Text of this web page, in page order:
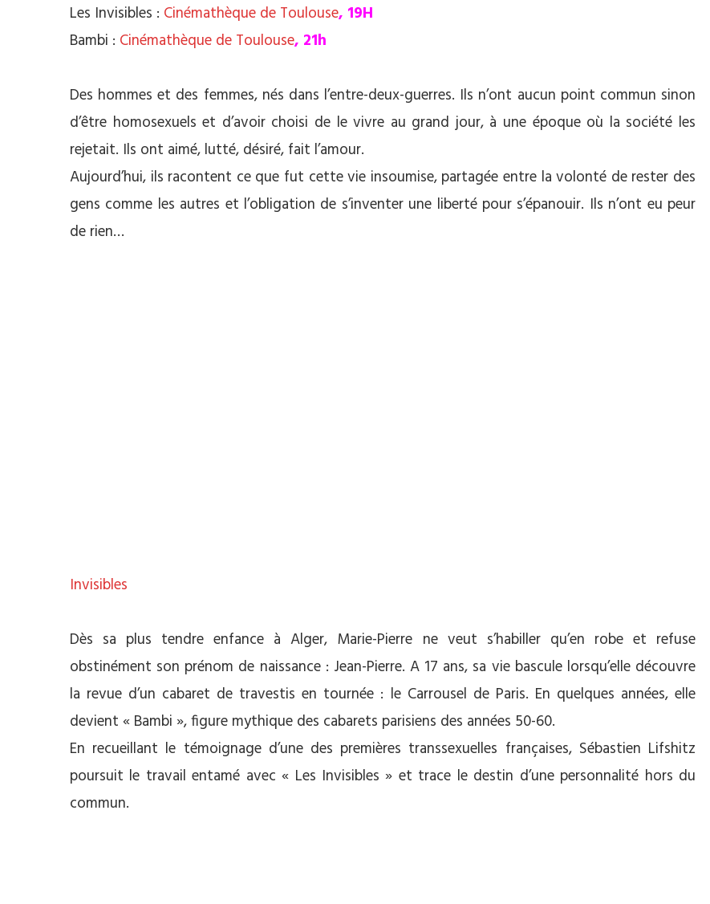
Les Invisibles : Cinémathèque de Toulouse, 19H
Bambi : Cinémathèque de Toulouse, 21h
Des hommes et des femmes, nés dans l’entre-deux-guerres. Ils n’ont aucun point commun sinon
d’être homosexuels et d’avoir choisi de le vivre au grand jour, à une époque où la société les
rejetait. Ils ont aimé, lutté, désiré, fait l’amour.
Aujourd’hui, ils racontent ce que fut cette vie insoumise, partagée entre la volonté de rester des
gens comme les autres et l’obligation de s’inventer une liberté pour s’épanouir. Ils n’ont eu peur
de rien…
Invisibles
Dès sa plus tendre enfance à Alger, Marie-Pierre ne veut s’habiller qu’en robe et refuse
obstinément son prénom de naissance : Jean-Pierre. A 17 ans, sa vie bascule lorsqu’elle découvre
la revue d’un cabaret de travestis en tournée : le Carrousel de Paris. En quelques années, elle
devient « Bambi », figure mythique des cabarets parisiens des années 50-60.
En recueillant le témoignage d’une des premières transsexuelles françaises, Sébastien Lifshitz
poursuit le travail entamé avec « Les Invisibles » et trace le destin d’une personnalité hors du
commun.